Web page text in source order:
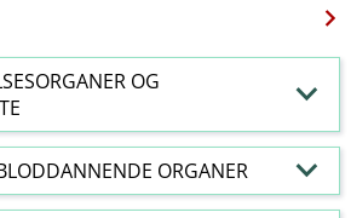
OG
ORGANER